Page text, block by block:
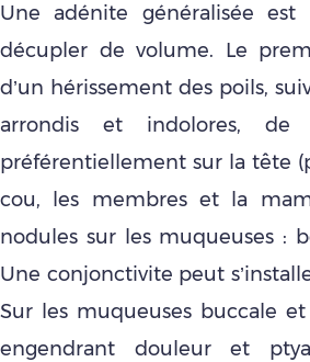
Une adénite généralisée est
décupler de volume. Le
d’un hérissement des poils,
arrondis et indolores,
préférentiellement sur la tête
cou, les membres et la
nodules sur les muqueuses :
Une conjonctivite peut
Sur les muqueuses buccale
engendrant douleur et